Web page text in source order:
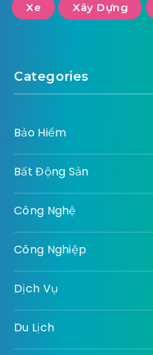
Xe Xây Dựng
Categories
Bảo Hiểm
Bất Động Sản
Công Nghệ
Công Nghiệp
Dịch Vụ
Du Lịch